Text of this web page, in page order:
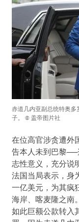
赤道几内亚副总统特奥多
子。 © 盖帝图片社
在位高官涉贪遭外
告本人未到巴黎
志性意义，充分说
法国当局表示，身
一亿美元，为其疯
海岸、喀麦隆之南
如此巨额公款转入